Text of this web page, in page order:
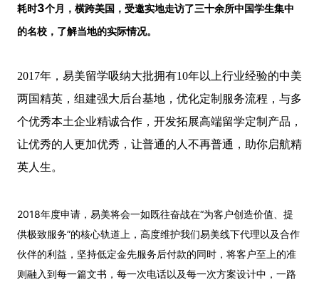
耗时3个月，横跨美国，受邀实地走访了三十余所中国学生集中
的名校，了解当地的实际情况。
2017年，易美留学吸纳大批拥有10年以上行业经验的中美
两国精英，组建强大后台基地，优化定制服务流程，与多
个优秀本土企业精诚合作，开发拓展高端留学定制产品，
让优秀的人更加优秀，让普通的人不再普通，助你启航精
英人生。
2018年度申请，易美将会一如既往奋战在“为客户创造价值、提
供极致服务”的核心轨道上，高度维护我们易美线下代理以及合作
伙伴的利益，坚持低定金先服务后付款的同时，将客户至上的准
则融入到每一篇文书，每一次电话以及每一次方案设计中，一路